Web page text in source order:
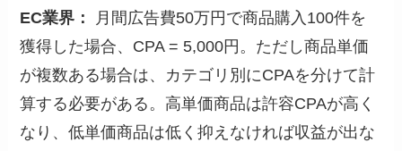
EC業界：
月間広告費50万円で商品購入100件を
獲得した場合、CPA = 5,000円。ただし商品単価
が複数ある場合は、カテゴリ別にCPAを分けて計
算する必要がある。高単価商品は許容CPAが高く
なり、低単価商品は低く抑えなければ収益が出な